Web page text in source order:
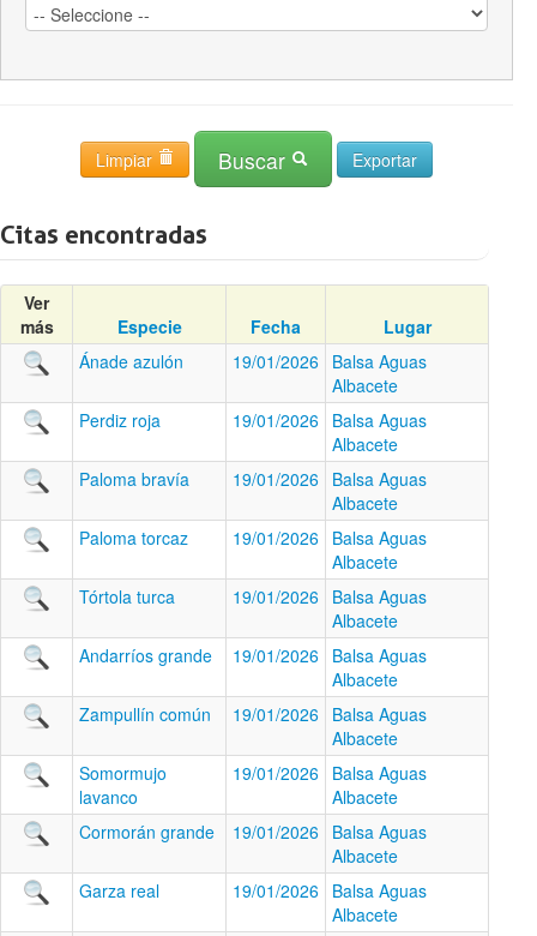
Limpiar Buscar
Citas encontradas
Ver
más
Especie Fecha
Lugar
Ánade azulón
19/01/2026 Balsa Aguas
Albacete
Perdiz roja
19/01/2026 Balsa Aguas
Albacete
Paloma bravía
19/01/2026 Balsa Aguas
Albacete
Paloma torcaz
19/01/2026 Balsa Aguas
Albacete
Tórtola turca
19/01/2026 Balsa Aguas
Albacete
Andarríos grande
19/01/2026 Balsa Aguas
Albacete
Zampullín común
19/01/2026 Balsa Aguas
Albacete
Somormujo
lavanco
19/01/2026 Balsa Aguas
Albacete
Cormorán grande
19/01/2026 Balsa Aguas
Albacete
Garza real
19/01/2026 Balsa Aguas
Albacete